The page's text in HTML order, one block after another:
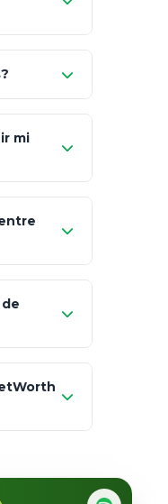
mi
Art.